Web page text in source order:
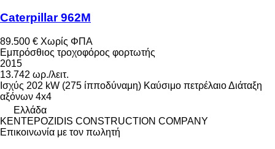
Caterpillar 962M
89.500 € Χωρίς ΦΠΑ
Εμπρόσθιος τροχοφόρος φορτωτής
2015
13.742 ωρ./λειτ.
Ισχύς 202 kW (275 ίπποδύναμη) Καύσιμο πετρέλαιοΔιάταξη
αξόνων 4x4
Ελλάδα
KENTEPOZIDIS CONSTRUCTION COMPANY
Επικοινωνία με τον πωλητή